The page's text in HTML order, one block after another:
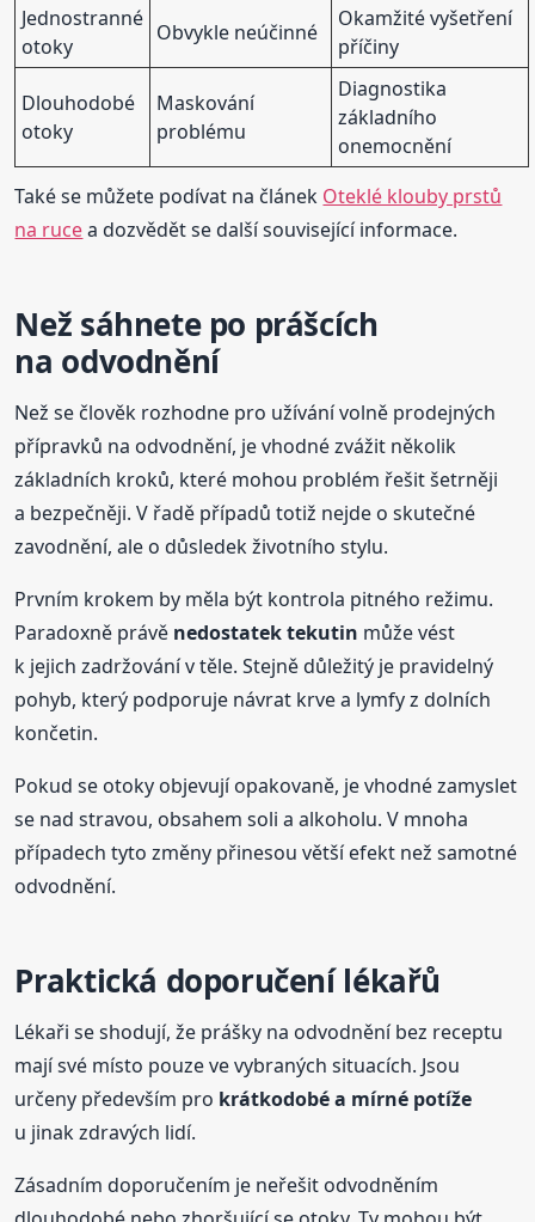
Jednostranné
otoky
Obvykle neúčinné
Okamžité vyšetření
příčiny
Dlouhodobé
otoky
Maskování
problému
Diagnostika
základního
onemocnění
Také se můžete podívat na článek Oteklé klouby prstů
na rucea dozvědět se další související informace.
Než sáhnete po prášcích
na odvodnění
Než se člověk rozhodne pro užívání volně prodejných
přípravků na odvodnění, je vhodné zvážit několik
základních kroků, které mohou problém řešit šetrněji
a bezpečněji. V řadě případů totiž nejde o skutečné
zavodnění, ale o důsledek životního stylu.
Prvním krokem by měla být kontrola pitného režimu.
Paradoxně právě nedostatek tekutin může vést
k jejich zadržování v těle. Stejně důležitý je pravidelný
pohyb, který podporuje návrat krve a lymfy z dolních
končetin.
Pokud se otoky objevují opakovaně, je vhodné zamyslet
se nad stravou, obsahem soli a alkoholu. V mnoha
případech tyto změny přinesou větší efekt než samotné
odvodnění.
Praktická doporučení lékařů
Lékaři se shodují, že prášky na odvodnění bez receptu
mají své místo pouze ve vybraných situacích. Jsou
určeny především pro krátkodobé a mírné potíže
u jinak zdravých lidí.
Zásadním doporučením je neřešit odvodněním